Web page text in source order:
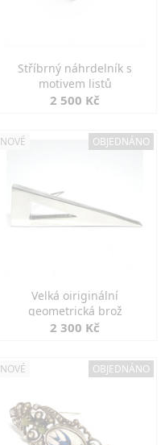
Stříbrný náhrdelník s
motivem listů
2 500 Kč
NOVÉ OBJEDNÁNO
Velká oiriginální
geometrická brož
2 300 Kč
NOVÉ OBJEDNÁNO